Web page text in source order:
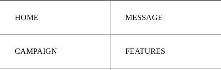
HOME MESSAGE
CAMPAIGN FEATURES